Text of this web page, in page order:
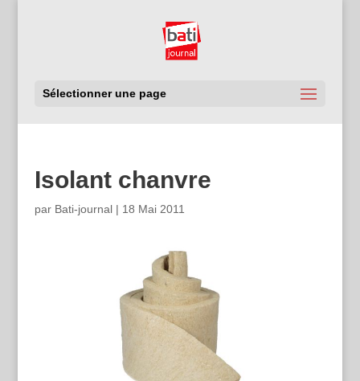
Sélectionner une page
Isolant chanvre
par Bati-journal| 18 Mai 2011